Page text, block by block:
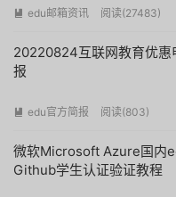
 edu邮箱资讯 阅读(27483)
20220824互联网教育优惠
报
 edu官方简报 阅读(803)
微软Microsoft Azure国内
Github学生认证验证教程